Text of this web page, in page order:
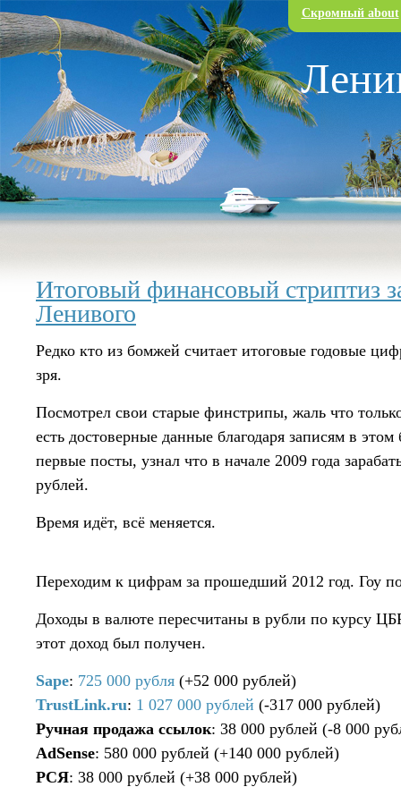
Перейти к основному содержанию Скромный about
Итоговый финансовый стриптиз
Ленивого
Редко кто из бомжей считает итоговые годовые
зря.
Посмотрел свои старые финстрипы, жаль что
есть достоверные данные благодаря записям в
первые посты, узнал что в начале 2009 года
рублей.
Время идёт, всё меняется.
Переходим к цифрам за прошедший 2012 год. Гоу
Доходы в валюте пересчитаны в рубли по курсу
этот доход был получен.
Sape: 725 000 рубля (+52 000 рублей)
TrustLink.ru: 1 027 000 рублей (-317 000 рублей)
Ручная продажа ссылок: 38 000 рублей (-8 000
AdSense: 580 000 рублей (+140 000 рублей)
РСЯ: 38 000 рублей (+38 000 рублей)